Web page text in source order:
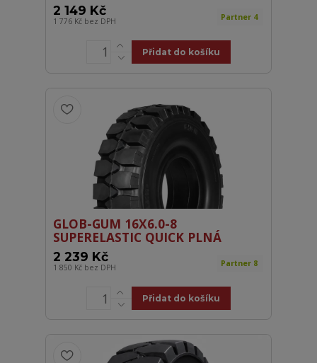
2 149 Kč
1 776 Kč bez DPH Partner 4
Přidat do košíku
GLOB-GUM 16X6.0-8
SUPERELASTIC QUICK PLNÁ
2 239 Kč
1 850 Kč bez DPH Partner 8
Přidat do košíku